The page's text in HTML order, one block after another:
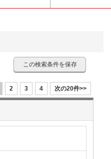
この検索条件を保存
2 3 4 次の20件>>